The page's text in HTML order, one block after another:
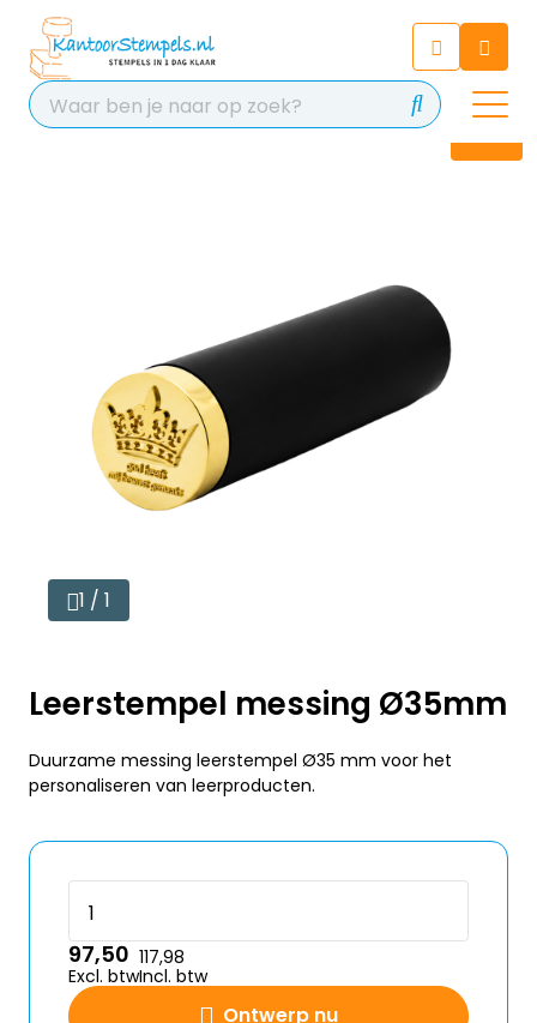
Chat 24/7 met onze chatbot
voor hulp
Contact
1 / 1
Leerstempel messing Ø35mm
Duurzame messing leerstempel Ø35 mm voor het
personaliseren van leerproducten.
Ontwerp nu
97,50
Excl. btw
117,98
Incl. btw